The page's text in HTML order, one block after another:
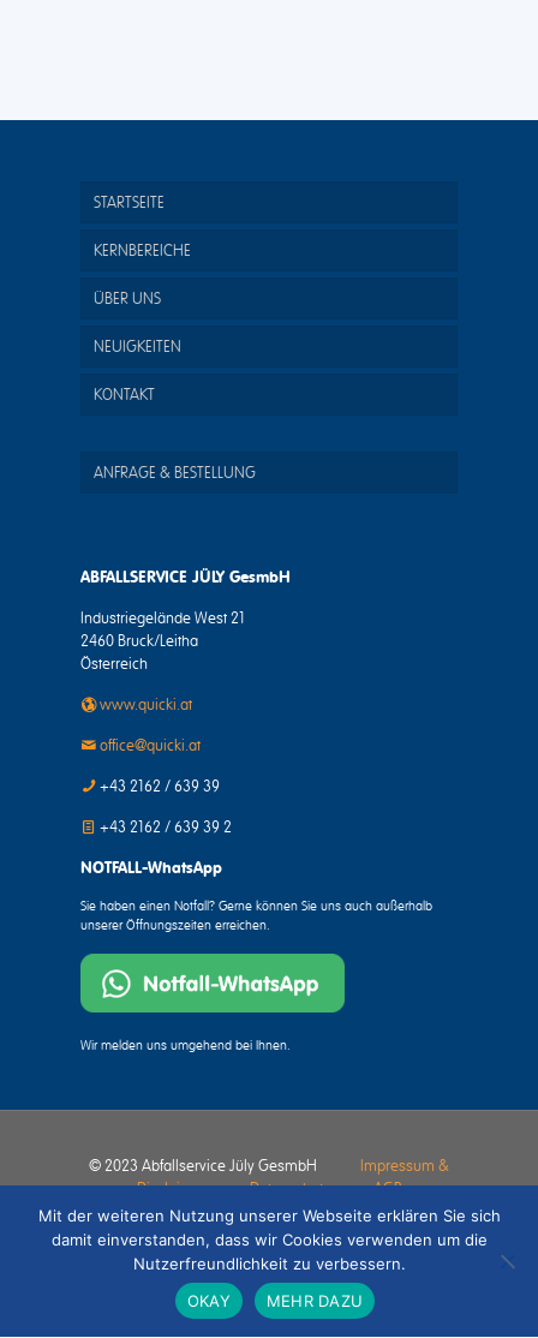
STARTSEITE
KERNBEREICHE
ÜBER UNS
NEUIGKEITEN
KONTAKT
ANFRAGE & BESTELLUNG
ABFALLSERVICE JÜLY GesmbH
Industriegelände West 21
2460 Bruck/Leitha
Österreich
www.quicki.at
office@quicki.at
+43 2162 / 639 39
+43 2162 / 639 39 2
NOTFALL-WhatsApp
Sie haben einen Notfall? Gerne können Sie uns auch außerhalb
unserer Öffnungszeiten erreichen.
Wir melden uns umgehend bei Ihnen.
© 2023 Abfallservice Jüly GesmbH
Impressum &
Disclaimer
Datenschutz AGB
Mit der weiteren Nutzung unserer Webseite erklären Sie sich
damit einverstanden, dass wir Cookies verwenden um die
Nutzerfreundlichkeit zu verbessern.
OKAY
MEHR DAZU